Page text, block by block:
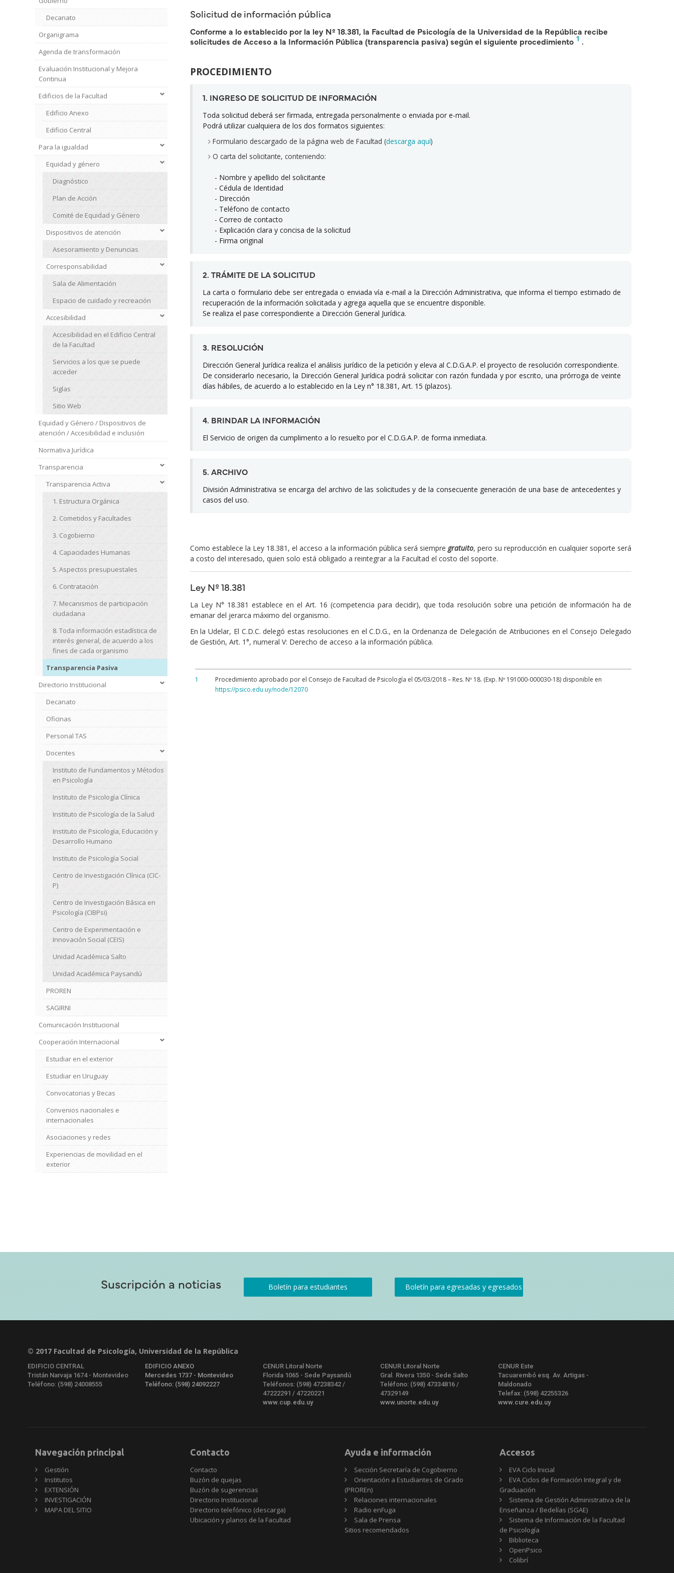
Decanato
Organigrama
Agenda de transformación
Evaluación Institucional y Mejora
Continua
Edificios de la Facultad
Edificio Anexo
Edificio Central
Institucional
Para la igualdad
Equidad y género
Diagnóstico
Plan de Acción
Comité de Equidad y Género
Dispositivos de atención
Asesoramiento y Denuncias
Corresponsabilidad
Sala de Alimentación
Espacio de cuidado y recreación
Accesibilidad
Accesibilidad en el Edificio Central
de la Facultad
Servicios a los que se puede
acceder
Siglas
Sitio Web
Equidad y Género / Dispositivos de
atención / Accesibilidad e inclusión
Normativa Jurídica
Transparencia
Transparencia Activa
1. Estructura Orgánica
2. Cometidos y Facultades
3. Cogobierno
4. Capacidades Humanas
5. Aspectos presupuestales
6. Contratación
7. Mecanismos de participación
ciudadana
8. Toda información estadística de
interés general, de acuerdo a los
fines de cada organismo
Transparencia Pasiva
Directorio Institucional
Decanato
Oficinas
Personal TAS
Docentes
Instituto de Fundamentos y Métodos
en Psicología
Instituto de Psicología Clínica
Instituto de Psicología de la Salud
Instituto de Psicología, Educación y
Desarrollo Humano
Instituto de Psicología Social
Centro de Investigación Clínica (CIC-
P)
Centro de Investigación Básica en
Psicología (CIBPsi)
Centro de Experimentación e
Innovación Social (CEIS)
Unidad Académica Salto
Unidad Académica Paysandú
PROREN
SAGIRNI
Comunicación Institucional
Cooperación Internacional
Estudiar en el exterior
Estudiar en Uruguay
Convocatorias y Becas
Convenios nacionales e
internacionales
Asociaciones y redes
Experiencias de movilidad en el
exterior
Solicitud de información pública
Conforme a lo establecido por la ley Nº 18.381, la Facultad de Psicología de la Universidad de la República recibe
solicitudes de Acceso a la Información Pública (transparencia pasiva) según el siguiente procedimiento 1 .
PROCEDIMIENTO
1. INGRESO DE SOLICITUD DE INFORMACIÓN
Toda solicitud deberá ser firmada, entregada personalmente o enviada por e-mail.
Podrá utilizar cualquiera de los dos formatos siguientes:
Formulario descargado de la página web de Facultad (descarga aquí)
O carta del solicitante, conteniendo:
- Nombre y apellido del solicitante
- Cédula de Identidad
- Dirección
- Teléfono de contacto
- Correo de contacto
- Explicación clara y concisa de la solicitud
- Firma original
2. TRÁMITE DE LA SOLICITUD
La carta o formulario debe ser entregada o enviada vía e-mail a la Dirección Administrativa, que informa el tiempo estimado de
recuperación de la información solicitada y agrega aquella que se encuentre disponible.
Se realiza el pase correspondiente a Dirección General Jurídica.
3. RESOLUCIÓN
Dirección General Jurídica realiza el análisis jurídico de la petición y eleva al C.D.G.A.P. el proyecto de resolución correspondiente.
De considerarlo necesario, la Dirección General Jurídica podrá solicitar con razón fundada y por escrito, una prórroga de veinte
días hábiles, de acuerdo a lo establecido en la Ley n° 18.381, Art. 15 (plazos).
4. BRINDAR LA INFORMACIÓN
El Servicio de origen da cumplimento a lo resuelto por el C.D.G.A.P. de forma inmediata.
5. ARCHIVO
División Administrativa se encarga del archivo de las solicitudes y de la consecuente generación de una base de antecedentes y
casos del uso.
Como establece la Ley 18.381, el acceso a la información pública será siempre gratuito, pero su reproducción en cualquier soporte será
a costo del interesado, quien solo está obligado a reintegrar a la Facultad el costo del soporte.
Ley Nº 18.381
La Ley N° 18.381 establece en el Art. 16 (competencia para decidir), que toda resolución sobre una petición de información ha de
emanar del jerarca máximo del organismo.
En la Udelar, El C.D.C. delegó estas resoluciones en el C.D.G., en la Ordenanza de Delegación de Atribuciones en el Consejo Delegado
de Gestión, Art. 1°, numeral V: Derecho de acceso a la información pública.
1
Procedimiento aprobado por el Consejo de Facultad de Psicología el 05/03/2018 – Res. Nº 18. (Exp. Nº 191000-000030-18) disponible en
https://psico.edu.uy/node/12070
Suscripción a noticias
© 2017 Facultad de Psicología, Universidad de la República
EDIFICIO CENTRAL
Tristán Narvaja 1674 - Montevideo
Teléfono: (598) 24008555
EDIFICIO ANEXO
Mercedes 1737 - Montevideo
Teléfono: (598) 24092227
CENUR Litoral Norte
Florida 1065 - Sede Paysandú
Teléfonos: (598) 47238342 /
47222291 / 47220221
www.cup.edu.uy
CENUR Litoral Norte
Gral. Rivera 1350 - Sede Salto
Teléfono: (598) 47334816 /
47329149
www.unorte.edu.uy
CENUR Este
Tacuarembó esq. Av. Artigas -
Maldonado
Telefax: (598) 42255326
www.cure.edu.uy
Navegación principal
Gestión
Institutos
EXTENSIÓN
INVESTIGACIÓN
MAPA DEL SITIO
Contacto
Contacto
Buzón de quejas
Buzón de sugerencias
Directorio Institucional
Directorio telefónico (descarga)
Ubicación y planos de la Facultad
Ayuda e información
Sección Secretaría de Cogobierno
Orientación a Estudiantes de Grado
(PROREn)
Relaciones internacionales
Radio enFuga
Sala de Prensa
Sitios
Sitios recomendados
Accesos
EVA Ciclo Inicial
EVA Ciclos de Formación Integral y de
Graduación
Sistema de Gestión Administrativa de la
Enseñanza / Bedelías (SGAE)
Sistema de Información de la Facultad
de Psicología
Biblioteca
OpenPsico
Colibrí